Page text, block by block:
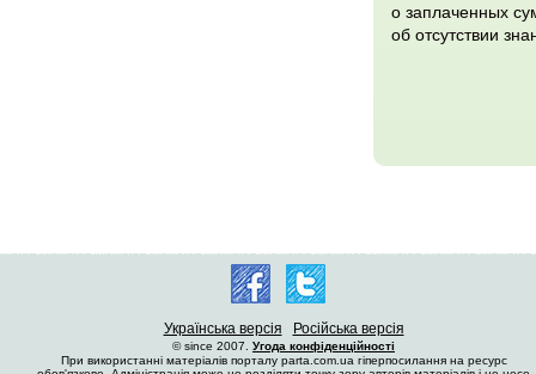
о заплаченных
об отсутствии
Українська версія Російська версія
© since 2007. Угода конфіденційності
При використанні матеріалів порталу parta.com.ua гіперпосилання на ресурс